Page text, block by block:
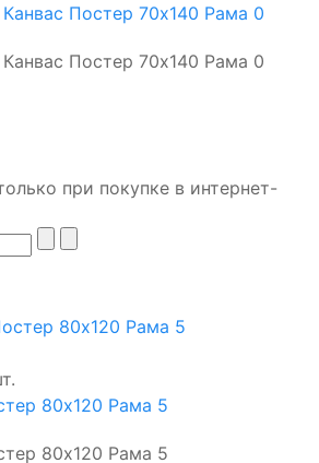
Постер 70х140 Рама 0
Постер 70х140 Рама 0
при покупке в интернет-
80х120 Рама 5
80х120 Рама 5